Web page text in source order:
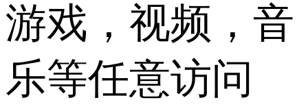
游戏，视频，音
乐等任意访问